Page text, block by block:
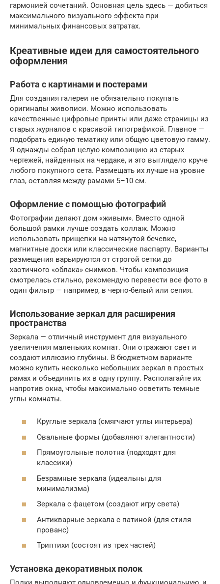
гармонией сочетаний. Основная цель здесь — добиться
максимального визуального эффекта при
минимальных финансовых затратах.
Креативные идеи для самостоятельного
оформления
Работа с картинами и постерами
Для создания галереи не обязательно покупать
оригиналы живописи. Можно использовать
качественные цифровые принты или даже страницы из
старых журналов с красивой типографикой. Главное —
подобрать единую тематику или общую цветовую гамму.
Я однажды собрал целую композицию из старых
чертежей, найденных на чердаке, и это выглядело круче
любого покупного сета. Размещать их лучше на уровне
глаз, оставляя между рамами 5–10 см.
Оформление с помощью фотографий
Фотографии делают дом «живым». Вместо одной
большой рамки лучше создать коллаж. Можно
использовать прищепки на натянутой бечевке,
магнитные доски или классические паспарту. Варианты
размещения варьируются от строгой сетки до
хаотичного «облака» снимков. Чтобы композиция
смотрелась стильно, рекомендую перевести все фото в
один фильтр — например, в черно-белый или сепия.
Использование зеркал для расширения
пространства
Зеркала — отличный инструмент для визуального
увеличения маленьких комнат. Они отражают свет и
создают иллюзию глубины. В бюджетном варианте
можно купить несколько небольших зеркал в простых
рамах и объединить их в одну группу. Располагайте их
напротив окна, чтобы максимально осветить темные
углы комнаты.
Круглые зеркала (смягчают углы интерьера)
Овальные формы (добавляют элегантности)
Прямоугольные полотна (подходят для
классики)
Безрамные зеркала (идеальны для
минимализма)
Зеркала с фацетом (создают игру света)
Антикварные зеркала с патиной (для стиля
прованс)
Триптихи (состоят из трех частей)
Установка декоративных полок